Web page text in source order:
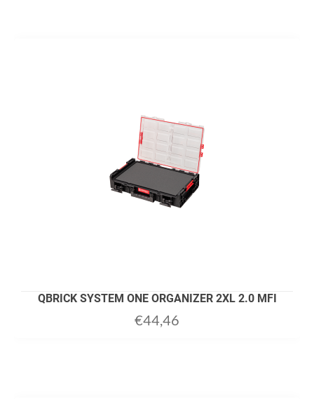
QBRICK SYSTEM ONE ORGANIZER 2XL 2.0 MFI
€44,46